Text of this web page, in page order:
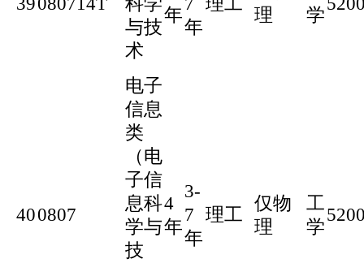
与技
术
年
年
理
学
400807
电子
信息
类
（电
子信
息科
学与
技
4
年
3-
7
年
理工
仅物
理
工
学